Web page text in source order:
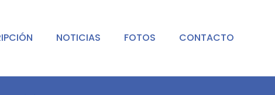
NOTICIAS FOTOS CONTACTO